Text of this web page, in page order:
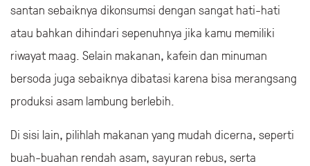
santan sebaiknya dikonsumsi dengan sangat hati-hati
atau bahkan dihindari sepenuhnya jika kamu memiliki
riwayat maag. Selain makanan, kafein dan minuman
bersoda juga sebaiknya dibatasi karena bisa merangsang
produksi asam lambung berlebih.
Di sisi lain, pilihlah makanan yang mudah dicerna, seperti
buah-buahan rendah asam, sayuran rebus, serta